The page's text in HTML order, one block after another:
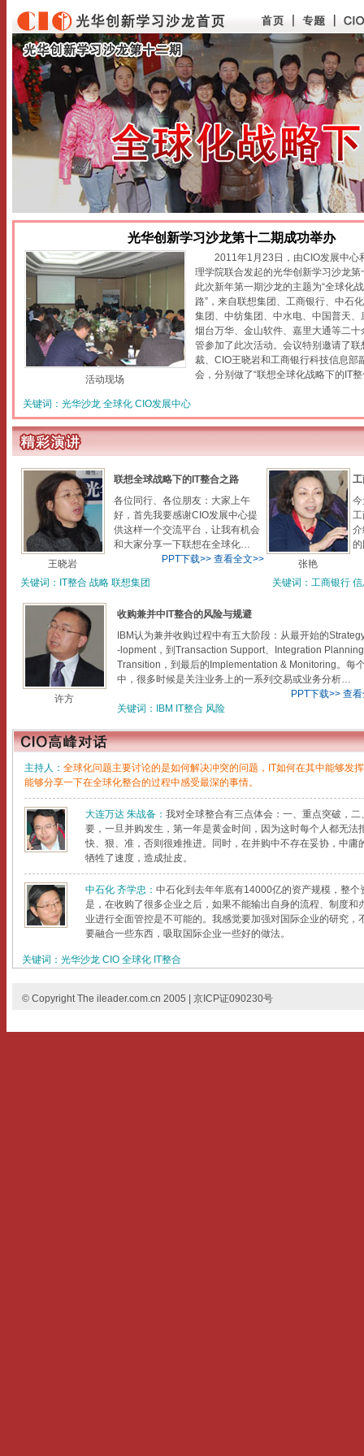
光华创新学习沙龙第十二期成功举办
活动现场
2011年1月23日，由CIO发展中心
理学院联合发起的光华创新学习沙龙
此次新年第一期沙龙的主题为“全球化
路”，来自联想集团、工商银行、中石
集团、中纺集团、中水电、中国普天
烟台万华、金山软件、嘉里大通等二十
管参加了此次活动。会议特别邀请了联
裁、CIO王晓岩和工商银行科技信息部
会，分别做了“联想全球化战略下的IT
关键词： 光华沙龙 全球化 CIO发展中心
王晓岩
联想全球战略下的IT整合之路
各位同行、各位朋友：大家上午
好，首先我要感谢CIO发展中心提
供这样一个交流平台，让我有机会
和大家分享一下联想在全球化…
PPT下载>> 查看全文>>
关键词： IT整合 战略 联想集团
张艳
关键词： 工商银行 信
许方
收购兼并中IT整合的风险与规避
IBM认为兼并收购过程中有五大阶段：从最开始的
-lopment，到Transaction Support、Integration
Transition，到最后的Implementation & Monitoring。每
中，很多时候是关注业务上的一系列交易或业务分析…
PPT下载>> 查
关键词：
IBM IT整合 风险
关键词： 光华沙龙 CIO 全球化 IT整合
© Copyright The ileader.com.cn 2005 | 京ICP证090230号